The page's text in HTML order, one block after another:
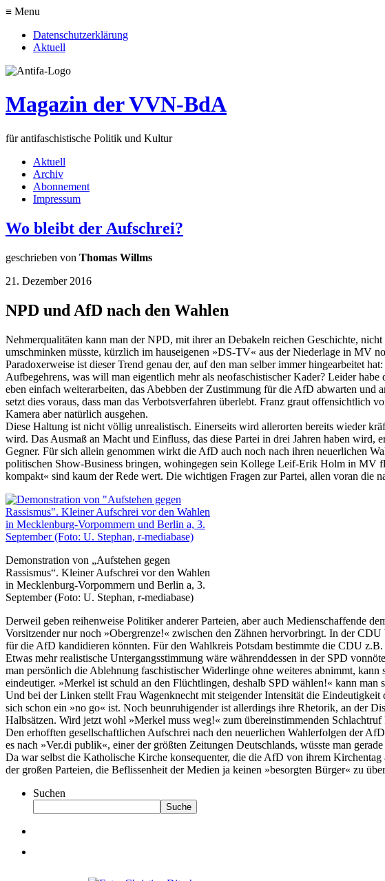
≡ Menu
Datenschutzerklärung
Aktuell
Magazin der VVN-BdA
für antifaschistische Politik und Kultur
Aktuell
Archiv
Abonnement
Impressum
Wo bleibt der Aufschrei?
geschrieben von Thomas Willms
21. Dezember 2016
NPD und AfD nach den Wahlen
Nehmerqualitäten kann man der NPD, mit ihrer an Debakeln reichen Geschichte,
umschminken müsste, kürzlich im hauseigenen »DS-TV« aus der Niederlage in MV
Paradoxerweise ist dieser Trend genau der, auf den man selber immer hingearbeitet
Aufbegehrens, was will man eigentlich mehr als neofaschistischer Kader? Leider
eben einfach weiterarbeiten, das Abebben der Zustimmung für die AfD abwarten und
setzt dies voraus, dass man das Verbotsverfahren überlebt. Franz graut offensichtlich
Kamera aber natürlich ausgehen.
Diese Haltung ist nicht völlig unrealistisch. Einerseits wird allerorten bereits wieder
wird. Das Ausmaß an Macht und Einfluss, das diese Partei in drei Jahren haben
Gegner. Für sich allein genommen wirkt die AfD auch noch nach ihren neuerlichen
politischen Show-Business bringen, wohingegen sein Kollege Leif-Erik Holm in MV
kompakt« sind kaum der Rede wert. Die wichtigen Fragen zur Partei, allen voran die
Demonstration von „Aufstehen gegen
Rassismus“. Kleiner Aufschrei vor den Wahlen
in Mecklenburg-Vorpommern und Berlin a, 3.
September (Foto: U. Stephan, r-mediabase)
Derweil geben reihenweise Politiker anderer Parteien, aber auch Medienschaffende
Vorsitzender nur noch »Obergrenze!« zwischen den Zähnen hervorbringt. In der
für die AfD kandidieren könnten. Für den Wahlkreis Potsdam bestimmte die CDU
Etwas mehr realistische Untergangsstimmung wäre währenddessen in der SPD
man persönlich die Ablehnung faschistischer Widerlinge ohne weiteres abnimmt,
eindeutiger. »Merkel ist schuld an den Flüchtlingen, deshalb SPD wählen!« kann man
Und bei der Linken stellt Frau Wagenknecht mit steigender Intensität die
sich schon ein »no go« ist. Noch beunruhigender ist allerdings ihre Rhetorik, an der
Halbsätzen. Wird jetzt wohl »Merkel muss weg!« zum übereinstimmenden
Den erhofften gesellschaftlichen Aufschrei nach den neuerlichen Wahlerfolgen der
es nach »Ver.di publik«, einer der größten Zeitungen Deutschlands, wüsste man
Da war selbst die Katholische Kirche konsequenter, die die AfD von ihrem
der großen Parteien, die Beflissenheit der Medien ja keinen »besorgten Bürger« zu
Suchen
Suche